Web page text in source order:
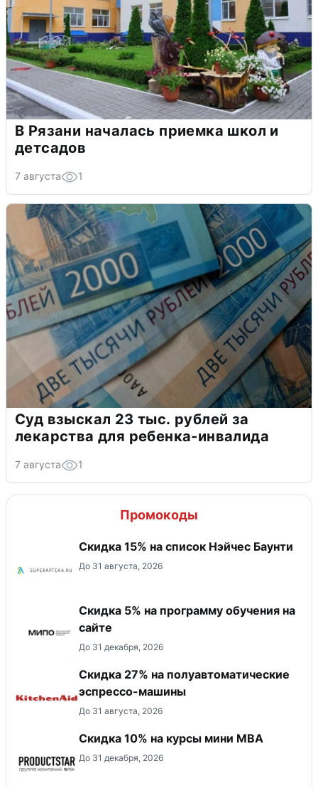
В Рязани началась приемка школ и
детсадов
7 августа 1
Суд взыскал 23 тыс. рублей за
лекарства для ребенка-инвалида
7 августа 1
Промокоды
Скидка 15% на список Нэйчес Баунти
До 31 августа, 2026
Скидка 5% на программу обучения на
сайте
До 31 декабря, 2026
Скидка 27% на полуавтоматические
эспрессо-машины
До 31 августа, 2026
Скидка 10% на курсы мини MBA
До 31 декабря, 2026